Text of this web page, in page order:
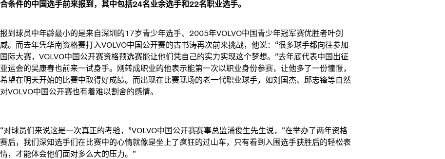
合条件的中国选手前来报到，其中包括24名业余选手和22名职业选手。
报到球员中年龄最小的是来自深圳的17岁青少年选手、2005年VOLVO中国青少年冠军赛优胜者叶剑
威。而去年凭华南资格赛打入VOLVO中国公开赛的古书涛再次前来挑战，他说：“很多球手都向往参加
国际大赛，VOLVO中国公开赛资格预选赛能让他们凭自己的实力实现这个梦想。”去年底代表中国出征
亚运会的吴康春也前来一试身手。刚转成职业的他表示能第一次以职业身份参赛，让他多了一份憧憬，
希望在明天开始的比赛中取得好成绩。而出现在比赛现场的老一代职业球手，如刘国杰、邱志锋等自然
对VOLVO中国公开赛也有着难以割舍的感情。
“对球员们来说这是一次真正的考验，”VOLVO中国公开赛赛事总监浦俊生先生说，“在举办了两年资格
赛后，我们深知选手们在比赛中的心情就像是坐上了疯狂的过山车，只有看到入围选手获胜后的轻松表
情，才能体会他们面对多么大的压力。”